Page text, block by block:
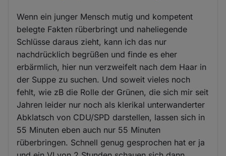
Wenn ein junger Mensch mutig und kompetent
belegte Fakten rüberbringt und naheliegende
Schlüsse daraus zieht, kann ich das nur
nachdrücklich begrüßen und finde es eher
erbärmlich, hier nun verzweifelt nach dem Haar in
der Suppe zu suchen. Und soweit vieles noch
fehlt, wie zB die Rolle der Grünen, die sich mir seit
Jahren leider nur noch als klerikal unterwanderter
Abklatsch von CDU/SPD darstellen, lassen sich in
55 Minuten eben auch nur 55 Minuten
rüberbringen. Schnell genug gesprochen hat er ja